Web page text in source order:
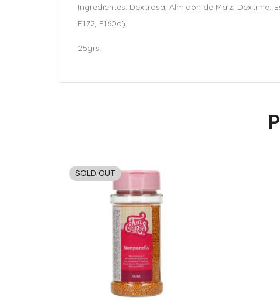
Ingredientes: Dextrosa, Almidón de Maíz, Dextrina,
E172, E160a).
25grs.
SOLD OUT